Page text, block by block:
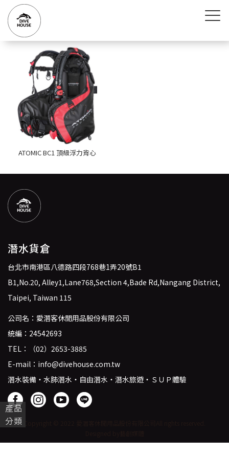
產品
分類
ATOMIC BC1 頂級浮力背心
潛水貨倉
台北市南港區八德路四段768巷1弄20號B1
B1,No.20, Alley1,Lane768,Section 4,Bade Rd,Nangang District,
Taipei, Taiwan 115
公司名：愛潛客休閒用品股份有限公司
統編：24542693
TEL：
（02）2653-3885
E-mail： info@divehouse.com.tw
潛水裝備・水肺潛水・自由潛水・潛水旅遊・ＳＵＰ體驗